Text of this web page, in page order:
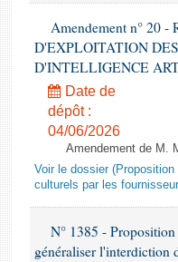
Amendement n° 20
D'EXPLOITATION
D'INTELLIGENCE
Date de
dépôt :
04/06/2026
Amendement de M.
Voir le dossier (Proposition
culturels par les
N° 1385 -
généraliser l'interdiction